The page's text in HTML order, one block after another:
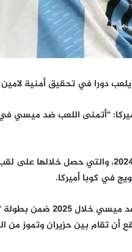
دورا في تحقيق أمنية
“أتمنى اللعب ضد ميسي في
ونجح جمال في قيادة إسبانيا للفوز بيورو
في كوبا أميركا.
،وسيكون جمال بهذه
أن تقام بين حزيران وتموز من العام